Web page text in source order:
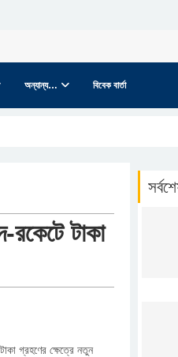
অন্যান্য… বিবেক বার্তা
রকেটে টাকা
গ্রহণের ক্ষেত্রে নতুন